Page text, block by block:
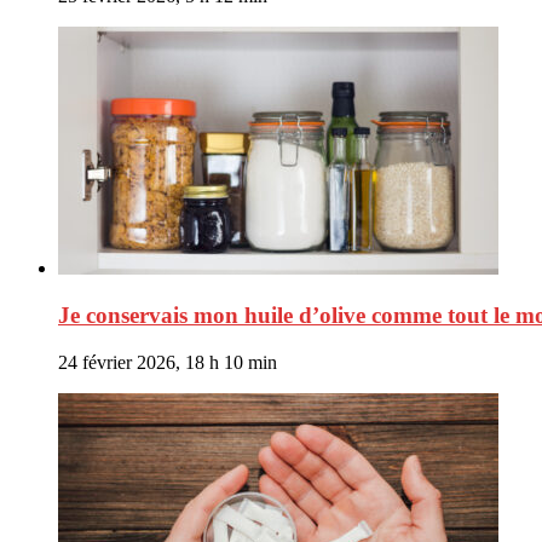
Je conservais mon huile d’olive comme tout le
24 février 2026, 18 h 10 min